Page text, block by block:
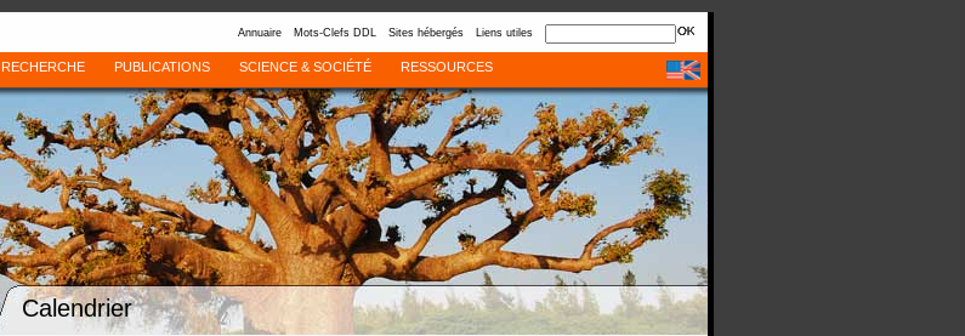
Annuaire Mots-Clefs DDL Sites hébergés Liens utiles
RECHERCHE PUBLICATIONS SCIENCE & SOCIÉTÉ RESSOURCES
Calendrier